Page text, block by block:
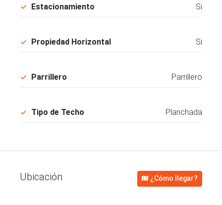
Estacionamiento Si
Propiedad Horizontal Si
Parrillero Parrillero
Tipo de Techo Planchada
Ubicación ¿Cómo llegar?